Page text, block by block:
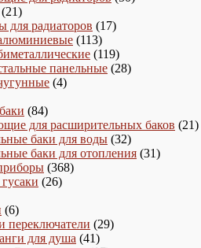
2121
товар
для радиаторов 1717
113113
товаров
119119
товаров
панельные 2828
44
8484
товара
для расширительных баков 2121
баки для воды 3232
товара
баки для отопления 3131
368368
2626
66
товаров
переключатели 2929
для душа 4141